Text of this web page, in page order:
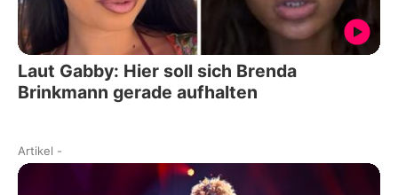
Laut Gabby: Hier soll sich Brenda
Brinkmann gerade aufhalten
Artikel -